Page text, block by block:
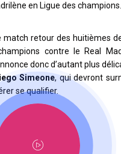
en Ligue des champions.
match retour des huitièmes
contre le Real
donc d’autant plus
Simeone, qui devront
se qualifier.